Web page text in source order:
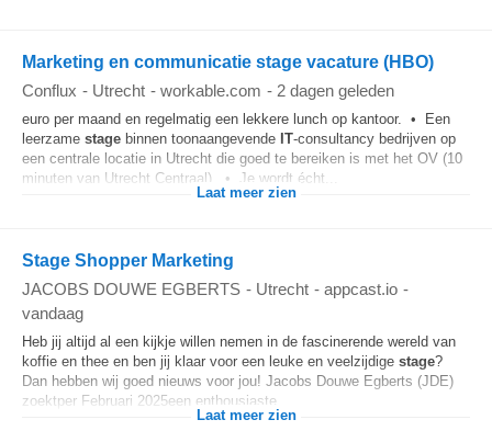
Marketing en communicatie stage vacature (HBO)
Conflux - Utrecht - workable.com - 2 dagen geleden
euro per maand en regelmatig een lekkere lunch op kantoor. • Een
leerzame stage binnen toonaangevende IT-consultancy bedrijven op
een centrale locatie in Utrecht die goed te bereiken is met het OV (10
minuten van Utrecht Centraal). • Je wordt écht...
Laat meer zien
Stage Shopper Marketing
JACOBS DOUWE EGBERTS - Utrecht - appcast.io -
vandaag
Heb jij altijd al een kijkje willen nemen in de fascinerende wereld van
koffie en thee en ben jij klaar voor een leuke en veelzijdige stage?
Dan hebben wij goed nieuws voor jou! Jacobs Douwe Egberts (JDE)
zoektper Februari 2025een enthousiaste...
Laat meer zien